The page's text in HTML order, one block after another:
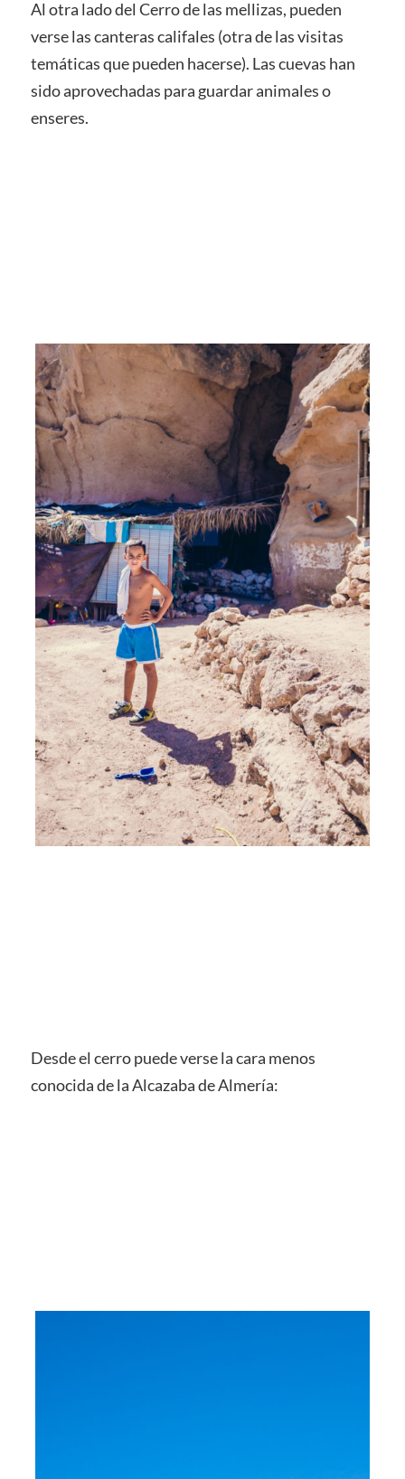
Al otra lado del Cerro de las mellizas, pueden
verse las canteras califales (otra de las visitas
temáticas que pueden hacerse). Las cuevas han
sido aprovechadas para guardar animales o
enseres.
Desde el cerro puede verse la cara menos
conocida de la Alcazaba de Almería: